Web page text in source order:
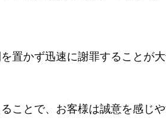
置かず迅速に謝罪することが大
ことで、お客様は誠意を感じや